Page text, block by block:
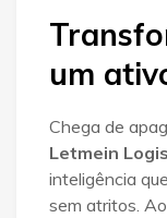
um
Chega de
Letmein
inteligência
sem atritos.